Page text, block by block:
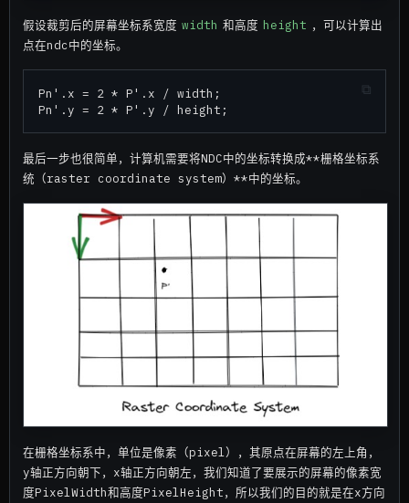
假设裁剪后的屏幕坐标系宽度 width 和高度 height ，可以计算出
点在ndc中的坐标。
Pn'.x = 2 * P'.x / width;
最后一步也很简单，计算机需要将NDC中的坐标转换成**栅格坐标系
统（raster coordinate system）**中的坐标。
在栅格坐标系中，单位是像素（pixel），其原点在屏幕的左上角，
y轴正方向朝下，x轴正方向朝左，我们知道了要展示的屏幕的像素宽
度PixelWidth和高度PixelHeight，所以我们的目的就是在x方向